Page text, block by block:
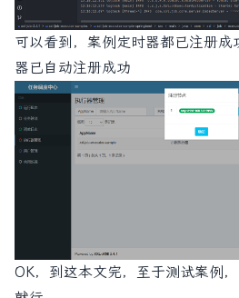
可以看到，案例定时器都已注册
器已自动注册成功
OK，到这本文完，至于测试案例